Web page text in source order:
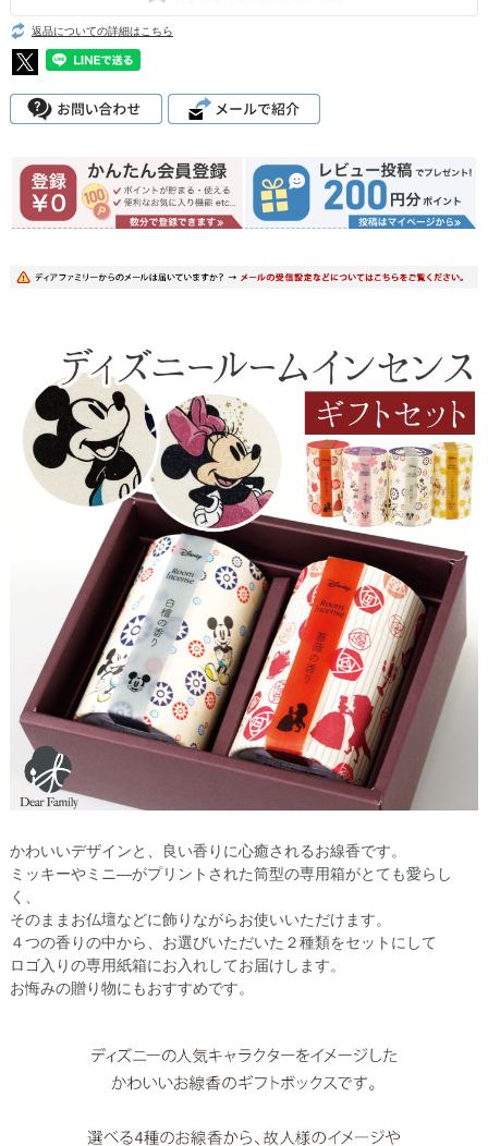
返品についての詳細はこちら
かわいいデザインと、良い香りに心癒されるお線香です。
ミッキーやミニ―がプリントされた筒型の専用箱がとても愛らし
く、
そのままお仏壇などに飾りながらお使いいただけます。
４つの香りの中から、お選びいただいた２種類をセットにして
ロゴ入りの専用紙箱にお入れしてお届けします。
お悔みの贈り物にもおすすめです。